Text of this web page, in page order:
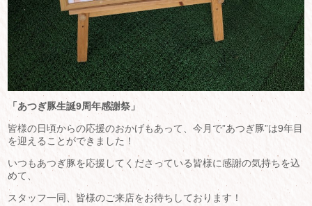
「あつぎ豚生誕9周年感謝祭」
皆様の日頃からの応援のおかげもあって、今月で”あつぎ豚”は9年目
を迎えることができました！
いつもあつぎ豚を応援してくださっている皆様に感謝の気持ちを込
めて、
スタッフ一同、皆様のご来店をお待ちしております！